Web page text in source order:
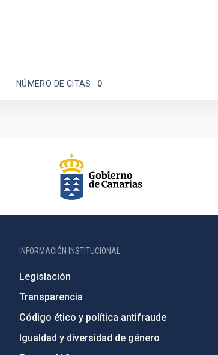
NÚMERO DE CITAS 0
INFORMACIÓN INSTITUCIONAL
Legislación
Transparencia
Código ético y política antifraude
Igualdad y diversidad de género